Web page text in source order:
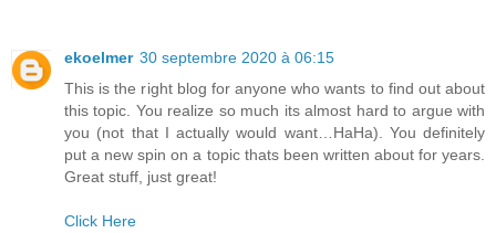
ekoelmer 30 septembre 2020 à 06:15
This is the right blog for anyone who wants to find out about
this topic. You realize so much its almost hard to argue with
you (not that I actually would want…HaHa). You definitely
put a new spin on a topic thats been written about for years.
Great stuff, just great!
Click Here